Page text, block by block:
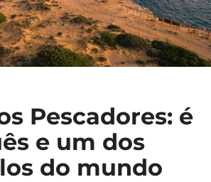
Pescadores: é
e um dos
do mundo